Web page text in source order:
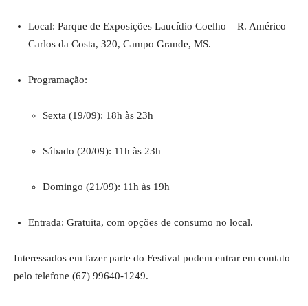
Local: Parque de Exposições Laucídio Coelho – R. Américo
Carlos da Costa, 320, Campo Grande, MS.
Programação:
Sexta (19/09): 18h às 23h
Sábado (20/09): 11h às 23h
Domingo (21/09): 11h às 19h
Entrada: Gratuita, com opções de consumo no local.
Interessados em fazer parte do Festival podem entrar em contato
pelo telefone (67) 99640-1249.